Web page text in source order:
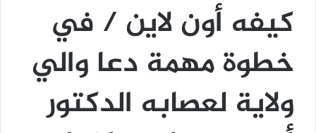
كيفه أون لاين / في
خطوة مهمة دعا والي
ولاية لعصابه الدكتور